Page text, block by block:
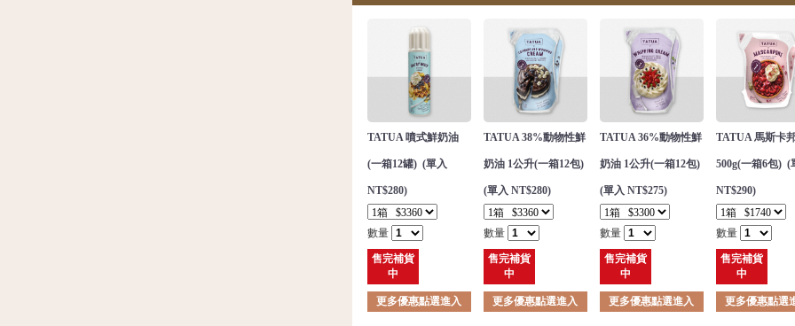
TATUA 噴式鮮奶油
(一箱12罐) (單入
NT$280)
數量
售完補貨
中
更多優惠點選進入
TATUA 38%動物性鮮
奶油 1公升(一箱12包)
(單入 NT$280)
數量
售完補貨
中
更多優惠點選進入
TATUA 36%動物性鮮
奶油 1公升(一箱12包)
(單入 NT$275)
數量
售完補貨
中
更多優惠點選進入
TATUA 馬斯卡
500g(一箱6包) (
NT$290)
數量
售完補貨
中
更多優惠點選